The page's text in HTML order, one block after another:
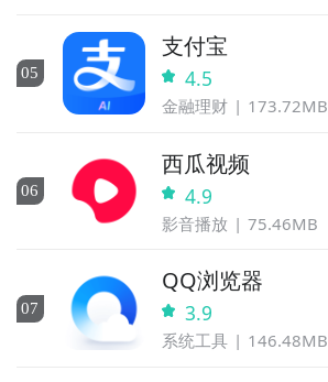
05
支付宝
4.5
金融理财 173.72MB
06
西瓜视频
4.9
影音播放 75.46MB
07
QQ浏览器
3.9
系统工具 146.48MB